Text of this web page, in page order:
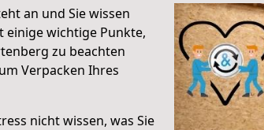
an und Sie wissen
einige wichtige Punkte,
zu beachten
Verpacken Ihres
nicht wissen, was Sie